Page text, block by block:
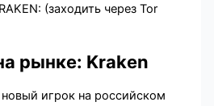
(заходить через Tor
рынке: Kraken
новый игрок на российском